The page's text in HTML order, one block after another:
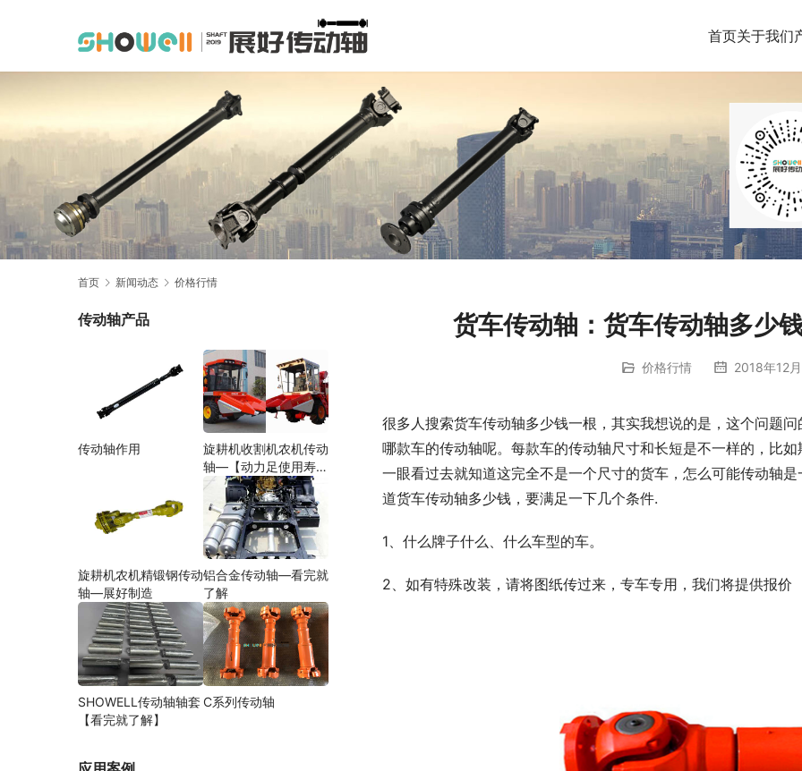
首页关于我们
首页 新闻动态 价格行情
货车传动轴：货车传动轴多少
价格行情 2018年12
很多人搜索货车传动轴多少钱一根，其实我想说的是，这个问题
哪款车的传动轴呢。每款车的传动轴尺寸和长短是不一样的，比
一眼看过去就知道这完全不是一个尺寸的货车，怎么可能传动轴
道货车传动轴多少钱，要满足一下几个条件.
1、什么牌子什么、什么车型的车。
2、如有特殊改装，请将图纸传过来，专车专用，我们将提供报价
传动轴产品
传动轴作用
旋耕机收割机农机传动
轴—【动力足使用寿命
久】
旋耕机农机精锻钢传动
轴—展好制造
铝合金传动轴—看完就
了解
SHOWELL传动轴轴套
【看完就了解】
C系列传动轴